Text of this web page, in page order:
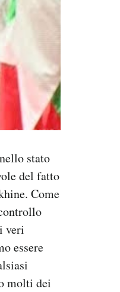
stato
del fatto
Come
veri
essere
molti dei